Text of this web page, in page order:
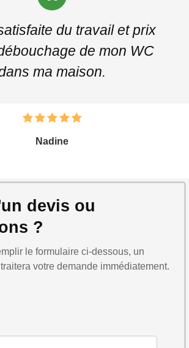
du travail et prix
de mon WC
ma maison.
Nadine
devis ou
?
le formulaire ci-dessous, un
votre demande immédiatement.